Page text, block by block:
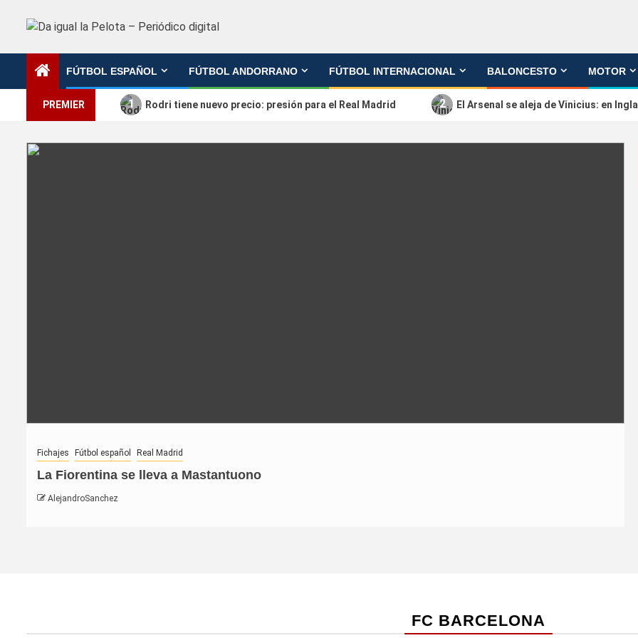
FÚTBOL ESPAÑOL FÚTBOL ANDORRANO FÚTBOL INTERNACIONAL BALONCESTO MOTOR
PREMIER 1 Rodri tiene nuevo precio: presión para el Real Madrid 2 El Arsenal se aleja de Vinicius: en
Fichajes Fútbol español Real Madrid
La Fiorentina se lleva a Mastantuono
AlejandroSanchez
FC BARCELONA